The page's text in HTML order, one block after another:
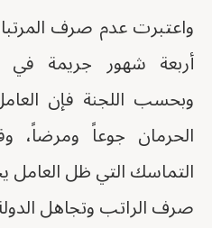
واعتبرت عدم صرف
أربعة شهور جريمة في
وبحسب اللجنة فإن
الحرمان جوعاً
التماسك التي ظل العامل
صرف الراتب وتجاهل